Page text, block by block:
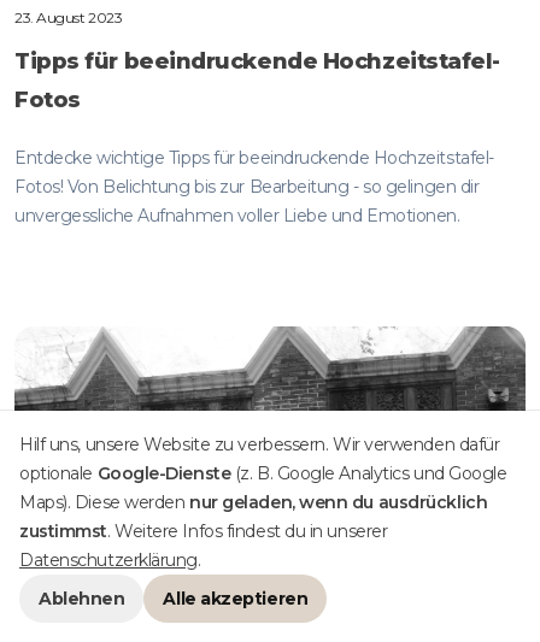
23. August 2023
Tipps für beeindruckende Hochzeitstafel-
Fotos
Entdecke wichtige Tipps für beeindruckende Hochzeitstafel-
Fotos! Von Belichtung bis zur Bearbeitung - so gelingen dir
unvergessliche Aufnahmen voller Liebe und Emotionen.
Hilf uns, unsere Website zu verbessern. Wir verwenden dafür
optionale Google-Dienste(z. B. Google Analytics und Google
Maps). Diese werden nur geladen, wenn du ausdrücklich
zustimmst. Weitere Infos findest du in unserer
Datenschutzerklärung.
Ablehnen
Alle akzeptieren